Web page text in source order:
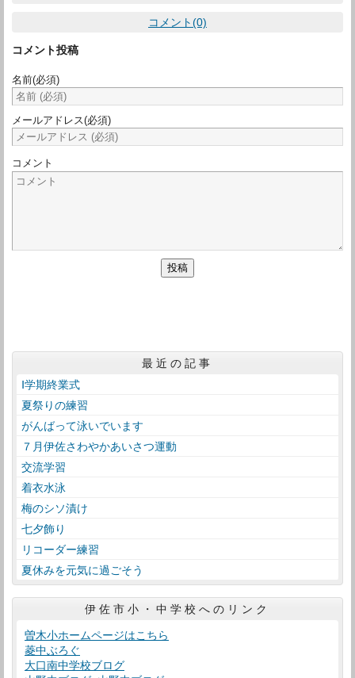
コメント(0)
コメント投稿
名前(必須)
メールアドレス(必須)
コメント
最近の記事
Ⅰ学期終業式
夏祭りの練習
がんばって泳いでいます
７月伊佐さわやかあいさつ運動
交流学習
着衣水泳
梅のシソ漬け
七夕飾り
リコーダー練習
夏休みを元気に過ごそう
伊佐市小・中学校へのリンク
曽木小ホームページはこちら
菱中ぶろぐ
大口南中学校ブログ